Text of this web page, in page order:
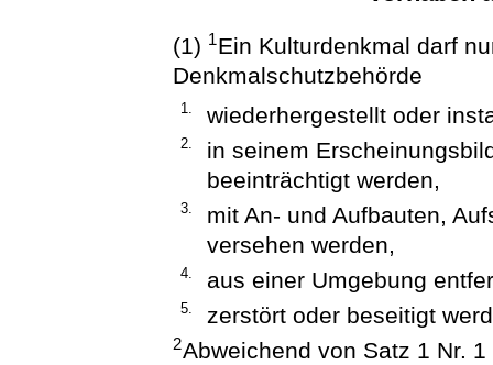
(1) 1Ein Kulturdenkmal darf
Denkmalschutzbehörde
1. wiederhergestellt oder
2.
in seinem
beeinträchtigt werden,
3.
mit An- und Aufbauten,
versehen werden,
4. aus einer Umgebung
5. zerstört oder beseitigt
2Abweichend von Satz 1 Nr.